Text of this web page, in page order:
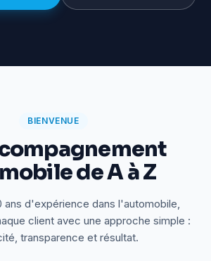
BIENVENUE
de A à Z
ans d'expérience dans l'automobile,
client avec une approche simple :
transparence et résultat.